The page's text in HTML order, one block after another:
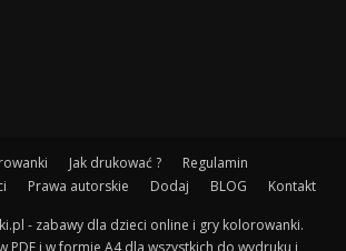
Jak drukować ?
Regulamin
Prawa autorskie Dodaj BLOG Kontakt
- zabawy dla dzieci online i gry kolorowanki.